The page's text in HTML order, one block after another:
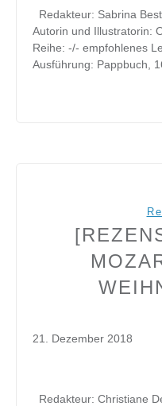
Redakteur: Sabrina
Autorin und Illustratorin:
Reihe: -/- empfohlenes
Ausführung: Pappbuch,
21. Dezember 2018
Redakteur: Christiane